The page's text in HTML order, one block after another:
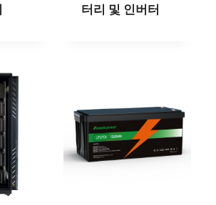
터리 및 인버터